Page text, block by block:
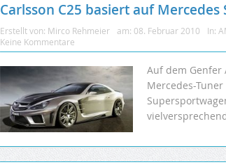
Carlsson C25 basiert auf Mercedes
Erstellt von: Mirco Rehmeier am: 08. Februar 2010 In:
Keine Kommentare
Auf dem
Mercedes-